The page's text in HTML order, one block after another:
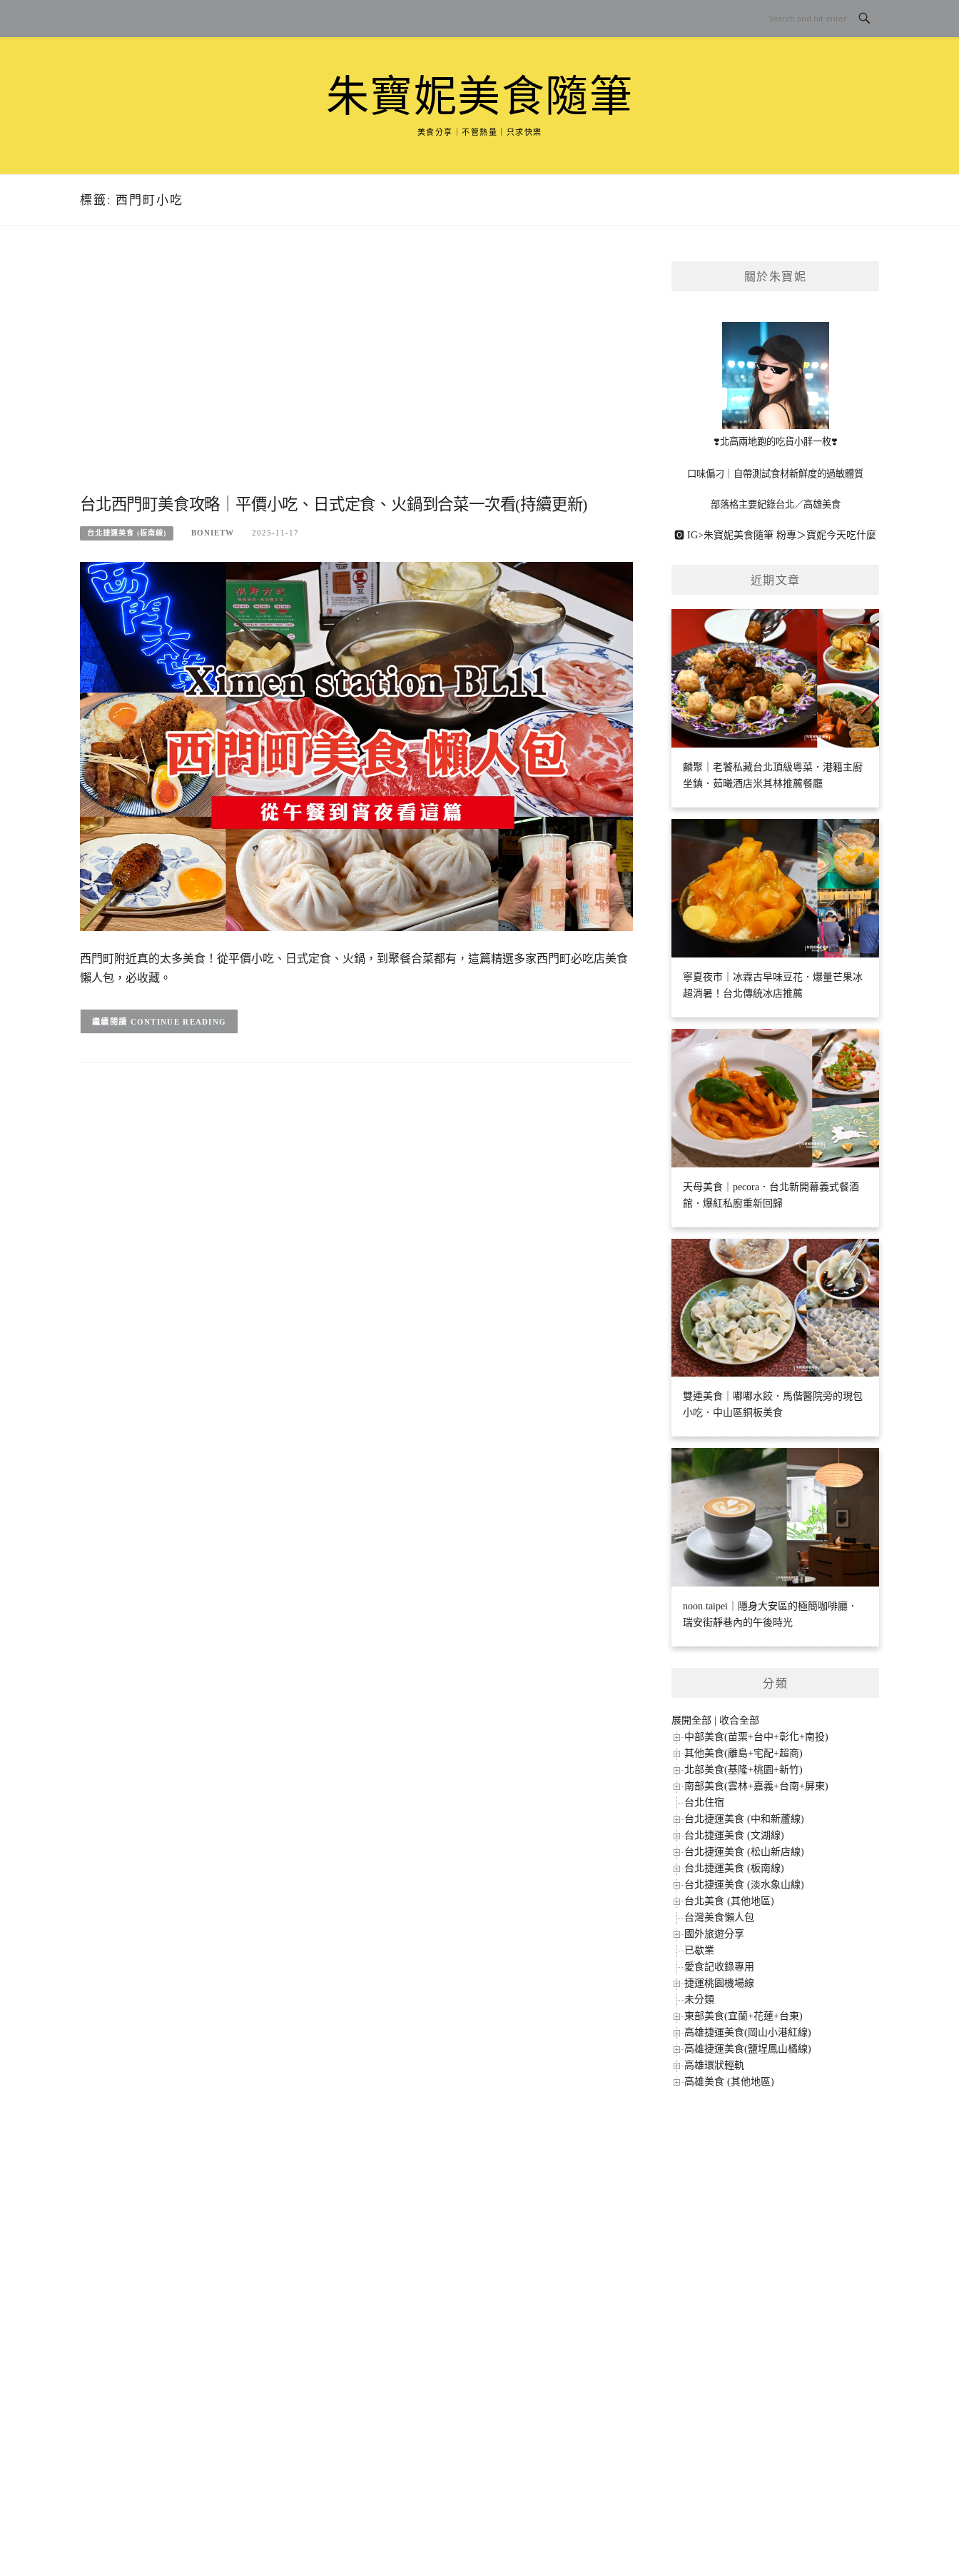
content
朱寶妮美食隨筆
美食分享｜不管熱量｜只求快樂
標籤: 西門町小吃
台北西門町美食攻略｜平價小吃、日式定食、火鍋到合菜一次看(持續更新)
台北捷運美食 (板南線) BONIETW 2025-11-17
西門町附近真的太多美食！從平價小吃、日式定食、火鍋，到聚餐合菜都有，這篇精選多家西門町必吃店美食
懶人包，必收藏。
CONTINUE READING
關於朱寶妮
❣️北高兩地跑的吃貨小胖一枚❣️
口味偏刁｜自帶測試食材新鮮度的過敏體質
部落格主要紀錄台北／高雄美食
🅾 IG>朱寶妮美食隨筆 粉專＞寶妮今天吃什麼
近期文章
麟聚｜老饕私藏台北頂級粵菜．港籍主廚
坐鎮．茹曦酒店米其林推薦餐廳
寧夏夜市｜冰霖古早味豆花．爆量芒果冰
超消暑！台北傳統冰店推薦
天母美食｜pecora．台北新開幕義式餐酒
館．爆紅私廚重新回歸
雙連美食｜嘟嘟水餃．馬偕醫院旁的現包
小吃．中山區銅板美食
noon.taipei｜隱身大安區的極簡咖啡廳．
瑞安街靜巷內的午後時光
分類
展開全部
收合全部
中部美食(苗栗+台中+彰化+南投)
其他美食(離島+宅配+超商)
北部美食(基隆+桃園+新竹)
南部美食(雲林+嘉義+台南+屏東)
台北住宿
台北捷運美食 (中和新蘆線)
台北捷運美食 (文湖線)
台北捷運美食 (松山新店線)
台北捷運美食 (板南線)
台北捷運美食 (淡水象山線)
台北美食 (其他地區)
台灣美食懶人包
國外旅遊分享
已歇業
愛食記收錄專用
捷運桃園機場線
未分類
東部美食(宜蘭+花蓮+台東)
高雄捷運美食(岡山小港紅線)
高雄捷運美食(鹽埕鳳山橘線)
高雄環狀輕軌
高雄美食 (其他地區)